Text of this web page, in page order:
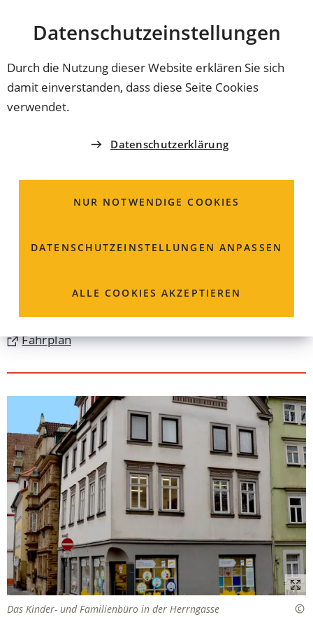
Datenschutz­einstellungen
Durch die Nutzung dieser Website erklären Sie sich
damit einverstanden, dass diese Seite Cookies
verwendet.
Datenschutzerklärung
NUR NOTWENDIGE COOKIES
DATENSCHUTZ­EINSTELLUNGEN ANPASSEN
ALLE COOKIES AKZEPTIEREN
INHALT ANSPRINGEN
Coburg
STABSSTELLE DEMOGRAFIE, BILDUNG & FAMILIE
Herrngasse 19
96450 Coburg
09561 89-3011
Karte
(Öffnet
in
neuen
Tab)
Fahrplan
(Öffnet
einem
neuen
Das Kinder- und Familienbüro in der Herrngasse